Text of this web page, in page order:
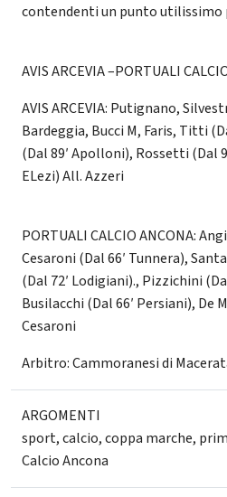
contendenti un punto utilissimo
AVIS ARCEVIA –PORTUALI
AVIS ARCEVIA: Putignano,
Bardeggia, Bucci M, Faris, Titti
(Dal 89′ Apolloni), Rossetti (Dal
ELezi) All. Azzeri
PORTUALI CALCIO ANCONA:
Cesaroni (Dal 66′ Tunnera),
(Dal 72′ Lodigiani)., Pizzichini
Busilacchi (Dal 66′ Persiani),
Cesaroni
Arbitro: Cammoranesi di
ARGOMENTI
sport,calcio,coppa marche,
Calcio Ancona